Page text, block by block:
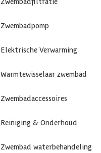
Zwembadpomp
Elektrische Verwarming
Warmtewisselaar zwembad
Zwembadaccessoires
Reiniging & Onderhoud
Zwembad waterbehandeling